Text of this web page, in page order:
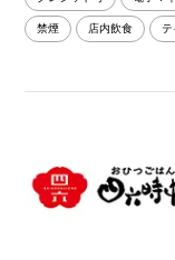
禁煙 店内飲食 テ